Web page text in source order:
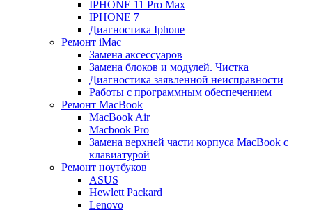
IPHONE 11 Pro Max
IPHONE 7
Диагностика Iphone
Ремонт iMac
Замена аксессуаров
Замена блоков и модулей. Чистка
Диагностика заявленной неисправности
Работы с программным обеспечением
Ремонт MacBook
MacBook Air
Macbook Pro
Замена верхней части корпуса MacBook с
клавиатурой
Ремонт ноутбуков
ASUS
Hewlett Packard
Lenovo